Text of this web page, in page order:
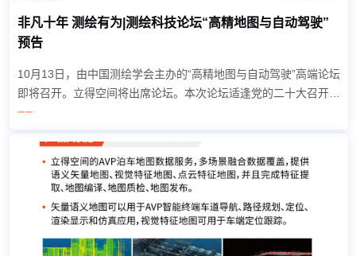
非凡十年 测绘有为|测绘科技论坛“高精地图与自动驾驶”
预告
10月13日，由中国测绘学会主办的“高精地图与自动驾驶”高端论坛
即将召开。立得空间将出席论坛。本次论坛适逢党的二十大召开，
以“非凡十年 测绘有为”主题的“测绘科技论坛”将全方位、多层次展
Learn more >